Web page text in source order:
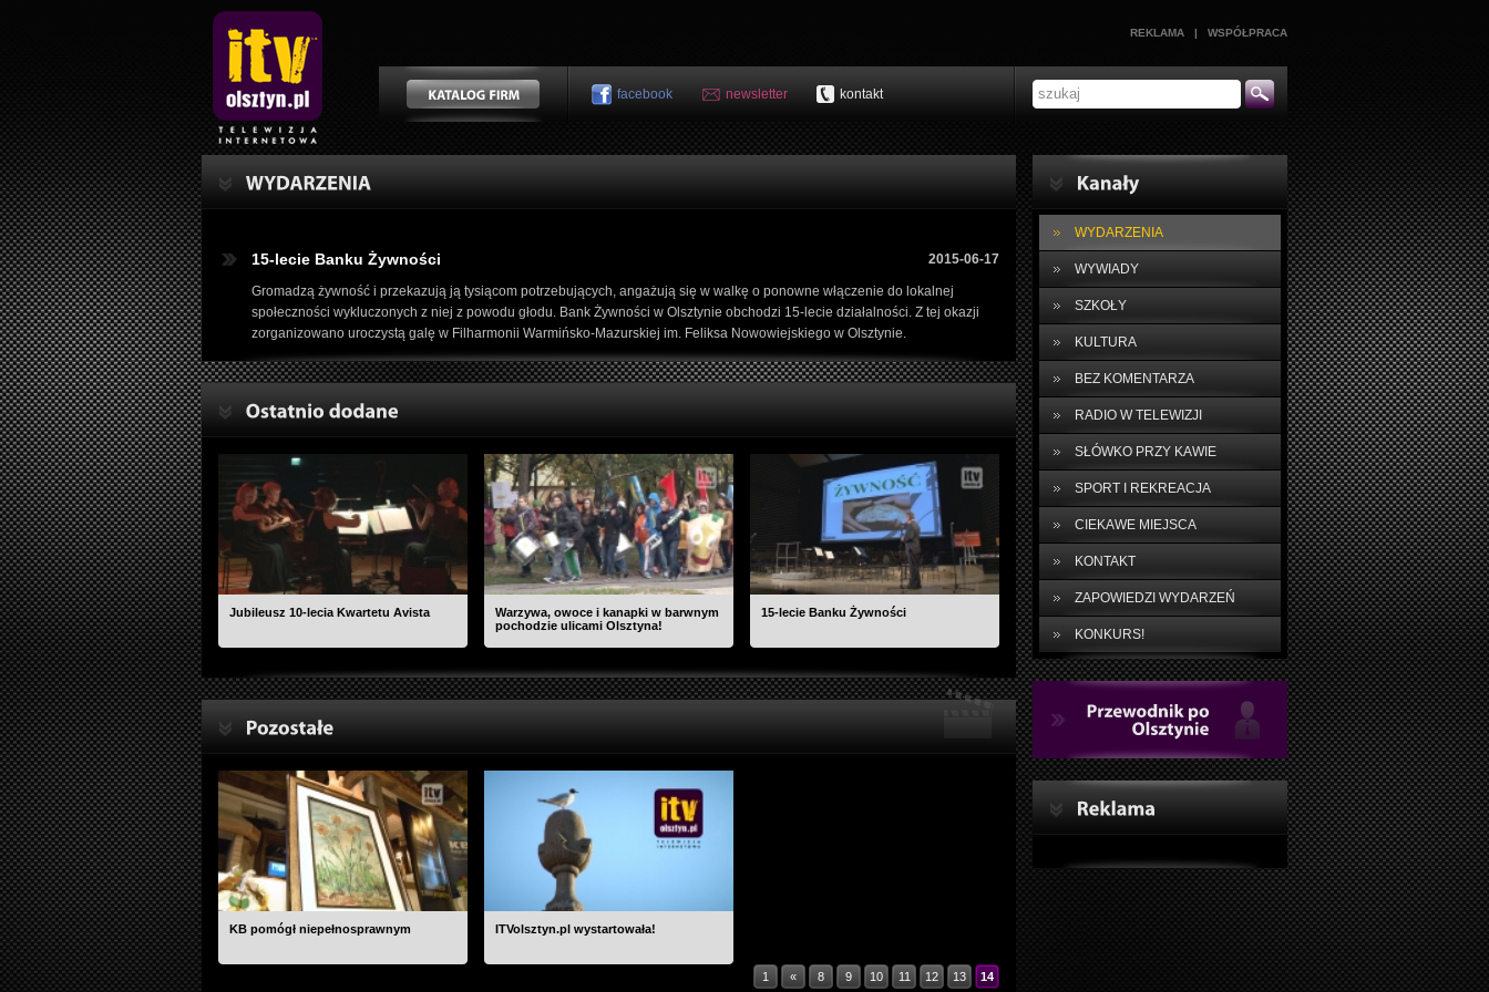
REKLAMA | WSPÓŁPRACA
facebook newsletter kontakt
WYDARZENIA
WYWIADY
SZKOŁY
KULTURA
BEZ KOMENTARZA
RADIO W TELEWIZJI
SŁÓWKO PRZY KAWIE
SPORT I REKREACJA
CIEKAWE MIEJSCA
KONTAKT
ZAPOWIEDZI WYDARZEŃ
KONKURS!
15-lecie Banku Żywności 2015-06-17
Gromadzą żywność i przekazują ją tysiącom potrzebujących, angażują się w walkę o ponowne włączenie do lokalnej
społeczności wykluczonych z niej z powodu głodu. Bank Żywności w Olsztynie obchodzi 15-lecie działalności. Z tej okazji
zorganizowano uroczystą galę w Filharmonii Warmińsko-Mazurskiej im. Feliksa Nowowiejskiego w Olsztynie.
Jubileusz 10-lecia Kwartetu Avista
Warzywa, owoce i kanapki w barwnym
pochodzie ulicami Olsztyna!
15-lecie Banku Żywności
KB pomógł niepełnosprawnym ITVolsztyn.pl wystartowała!
1 « 8 9 10 11 12 13 14